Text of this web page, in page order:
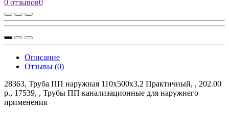
0 отзывов0
Описание
Отзывы (0)
28363, Труба ПП наружная 110х500х3,2 Практичный, , 202.00
р., 17539, , Трубы ПП канализационные для наружнего
применения